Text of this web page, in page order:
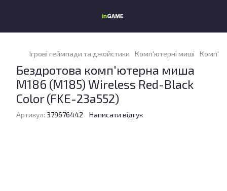
Ігрові геймпади та джойстики Комп'ютерні миші
Бездротова комп'ютерна миша
M186 (M185) Wireless Red-Black
Color (FKE-23а552)
Артикул: 379676442 Написати відгук